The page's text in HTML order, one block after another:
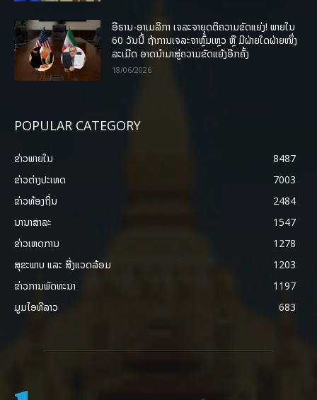
ອີຣານ-ອາເມລິກາ ເຈລະຈາຍຸດຕິຄວາມຂັດແຍ່ງ! ພາຍໃນ
60 ວັນນີ້ ຖ້າການເຈລະຈາຫຼົ້ມເຫຼວ ຫຼື ມີຝ່າຍໃດຝ່າຍໜຶ່ງ
ລະເມີດ ອາດນໍາມາສູ່ຄວາມຂັດແຍ້ງອີກຄັ້ງ
18/06/2026
POPULAR CATEGORY
ຂ່າວພາຍ​ໃນ
8487
ຂ່າວຕ່າງປະເທດ
7003
ຂ່າວທ້ອງຖິ່ນ
2484
ນານາສາລະ
1547
ຂ່າວເຫດການ
1278
ສຸຂະພາບ ແລະ ສີ່ງແວດລ້ອມ
1203
ຂ່າວການພັດທະນາ
1197
ມູມໄອທີລາວ
683